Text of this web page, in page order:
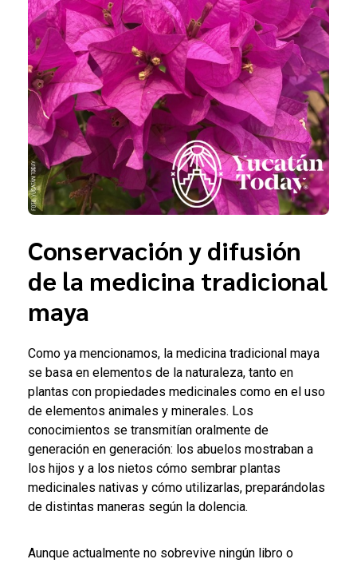
Conservación y difusión
de la medicina tradicional
maya
Como ya mencionamos, la medicina tradicional maya
se basa en elementos de la naturaleza, tanto en
plantas con propiedades medicinales como en el uso
de elementos animales y minerales. Los
conocimientos se transmitían oralmente de
generación en generación: los abuelos mostraban a
los hijos y a los nietos cómo sembrar plantas
medicinales nativas y cómo utilizarlas, preparándolas
de distintas maneras según la dolencia.
Aunque actualmente no sobrevive ningún libro o